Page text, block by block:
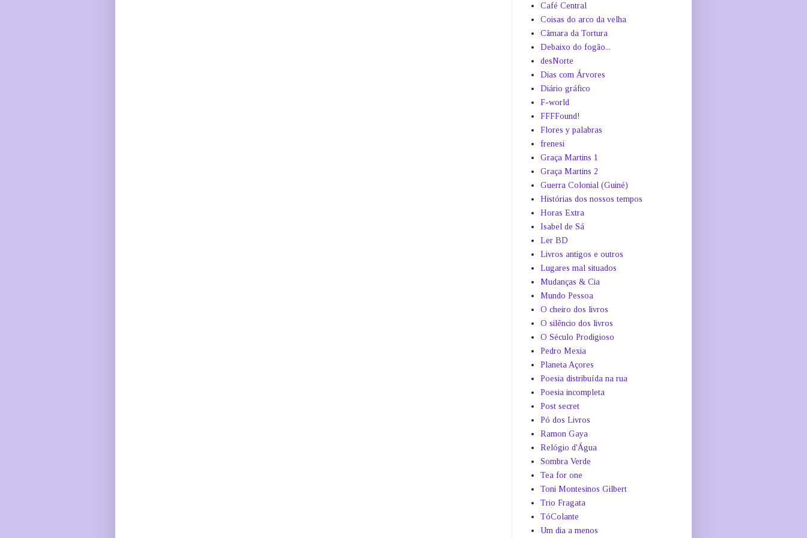
Café Central
Coisas do arco da velha
Câmara da Tortura
Debaixo do fogão...
desNorte
Dias com Árvores
Diário gráfico
F-world
FFFFound!
Flores y palabras
frenesi
Graça Martins 1
Graça Martins 2
Guerra Colonial (Guiné)
Histórias dos nossos tempos
Horas Extra
Isabel de Sá
Ler BD
Livros antigos e outros
Lugares mal situados
Mudanças & Cia
Mundo Pessoa
O cheiro dos livros
O silêncio dos livros
O Século Prodigioso
Pedro Mexia
Planeta Açores
Poesia distribuída na rua
Poesia incompleta
Post secret
Pó dos Livros
Ramon Gaya
Relógio d'Água
Sombra Verde
Tea for one
Toni Montesinos Gilbert
Trio Fragata
TóColante
Um dia a menos